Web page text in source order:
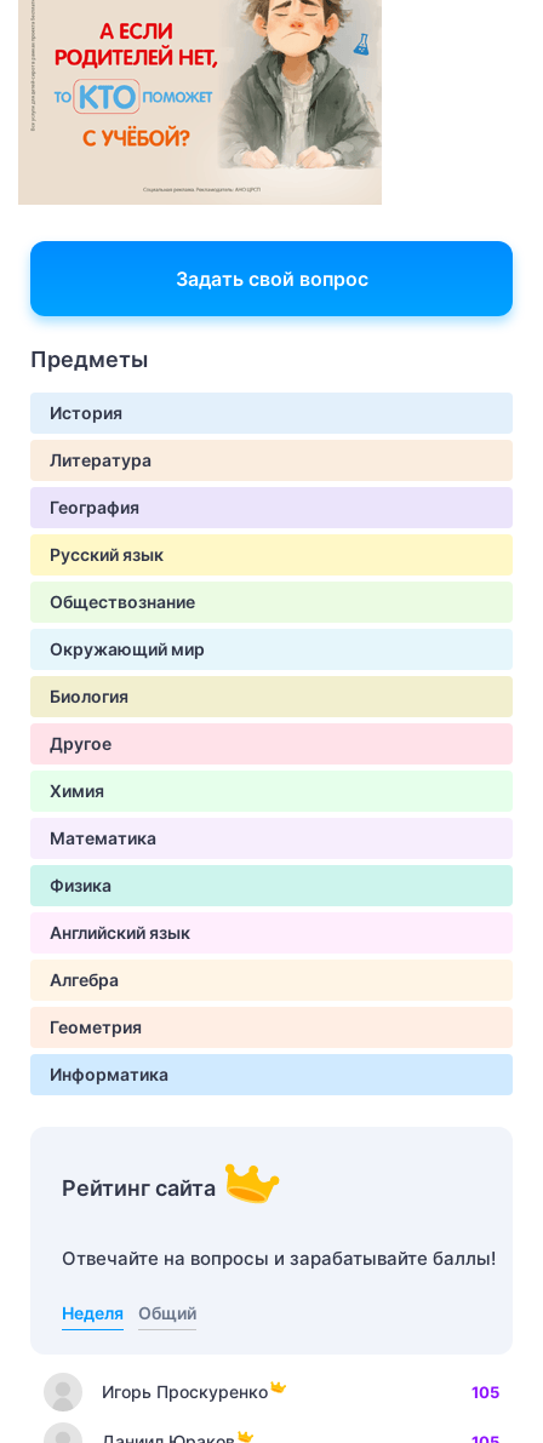
Задать свой вопрос
Предметы
История
Литература
География
Русский язык
Обществознание
Окружающий мир
Биология
Другое
Химия
Математика
Физика
Английский язык
Алгебра
Геометрия
Информатика
Рейтинг сайта
Отвечайте на вопросы и зарабатывайте баллы!
Неделя Общий
Игорь Проскуренко 105